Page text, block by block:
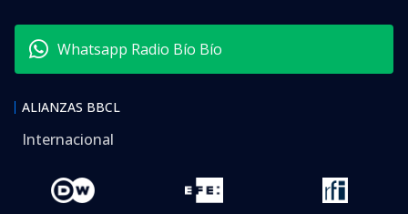
Whatsapp Radio Bío Bío
ALIANZAS BBCL
Internacional